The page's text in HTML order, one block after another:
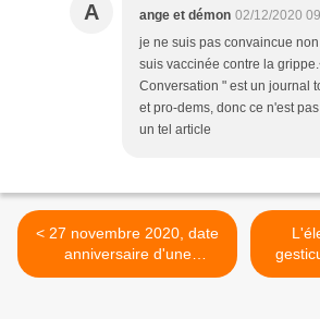
A ange et démon 02/12/2020
je ne suis pas convaincue
suis vaccinée contre la
Conversation " est un journal
et pro-dems, donc ce n'est
un tel article
< 27 novembre 2020, date
anniversaire d'une
prétendue « promesse » de